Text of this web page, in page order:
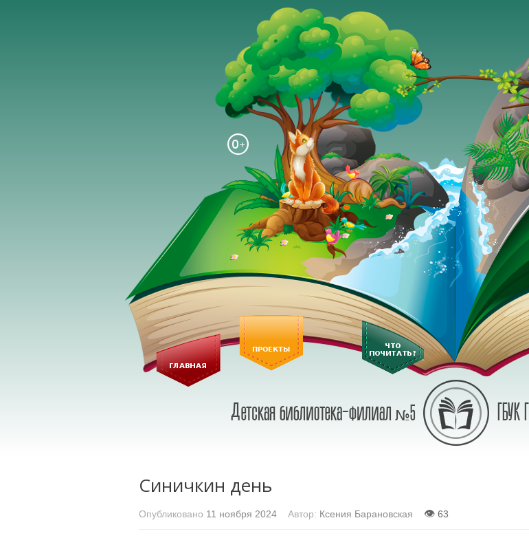
Синичкин день
Опубликовано 11 ноября 2024 Автор: Ксения Барановская 👁 63